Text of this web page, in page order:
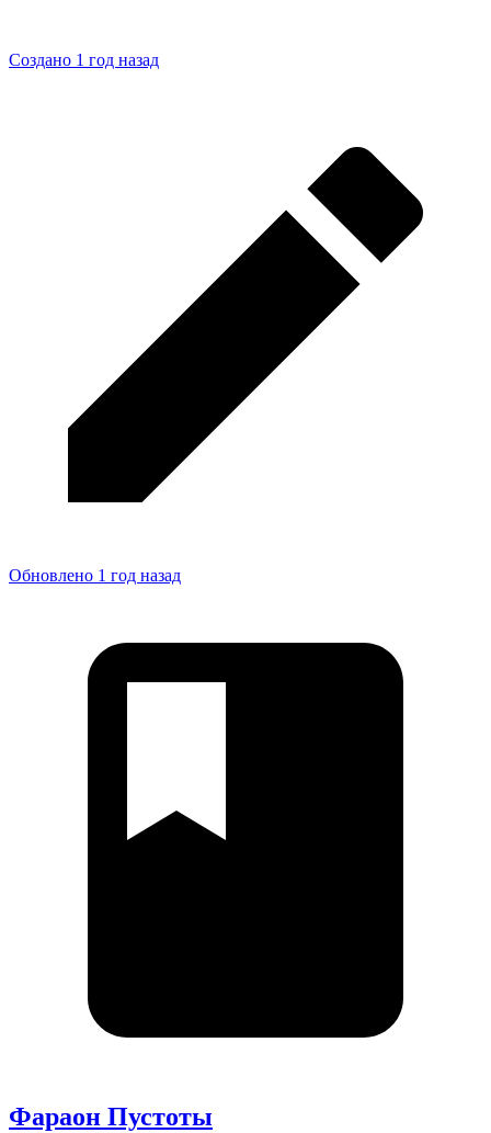
Создано 1 год назад
Обновлено 1 год назад
Фараон Пустоты